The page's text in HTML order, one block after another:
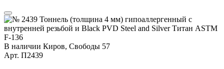
В наличии Киров, Свободы 57
Арт. П2439